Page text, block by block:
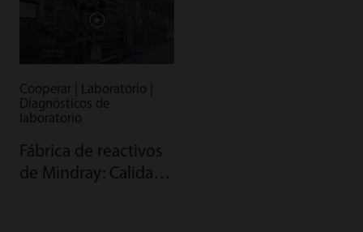
Cooperar | Laboratorio |
Diagnósticos de
laboratorio
Fábrica de reactivos
de Mindray: Calidad